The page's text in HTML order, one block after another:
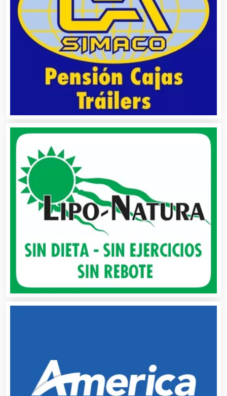
Análisis de Aguas
Animadores de Eventos
Aparatos y Equipos Eléctricos
Arquitectos
Artes Gráficas
Artesanías
Artículos de Oficina
Artículos de Piel
Artículos Importados